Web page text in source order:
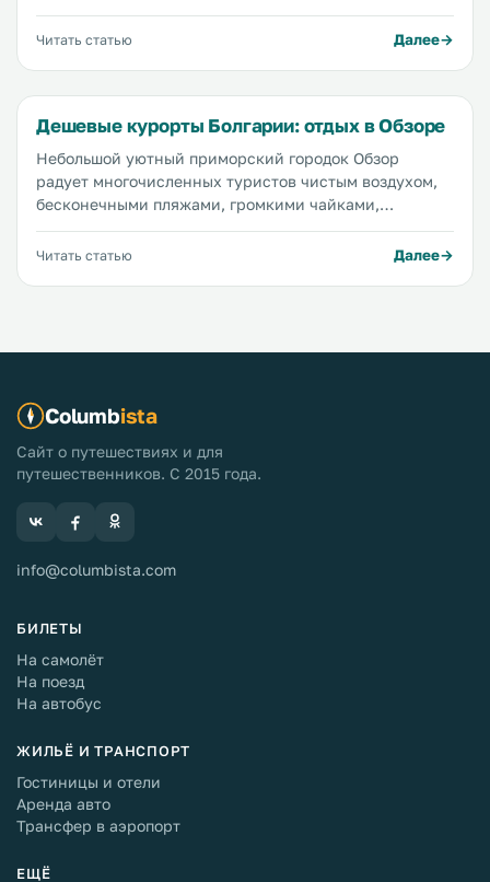
позагорать на бесконечных песчаных пляжах,
покупаться в чистейшем теплом море, подышать
Читать статью Далее
Дешевые курорты Болгарии: отдых в Обзоре
Небольшой уютный приморский городок Обзор
радует многочисленных туристов чистым воздухом,
бесконечными пляжами, громкими чайками,
красивыми горными пейзажами и очень приятными
ценами. Про стоимость отдыха в Обзоре нужно
Читать статью Далее
Columbista
Сайт о путешествиях и для
путешественников. С 2015 года.
info@columbista.com
БИЛЕТЫ
На самолёт
На поезд
На автобус
ЖИЛЬЁ И ТРАНСПОРТ
Гостиницы и отели
Аренда авто
Трансфер в аэропорт
ЕЩЁ